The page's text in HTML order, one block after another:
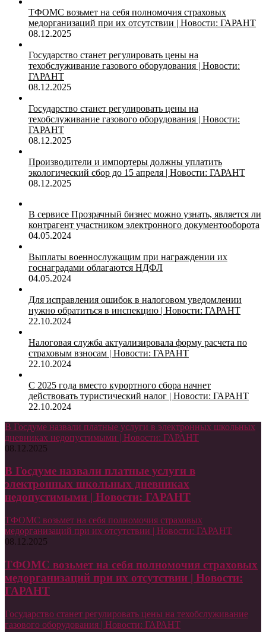
ТФОМС возьмет на себя полномочия страховых
медорганизаций при их отсутствии | Новости: ГАРАНТ
08.12.2025
Государство станет регулировать цены на
техобслуживание газового оборудования | Новости:
ГАРАНТ
08.12.2025
Государство станет регулировать цены на
техобслуживание газового оборудования | Новости:
ГАРАНТ
08.12.2025
Производители и импортеры должны уплатить
экологический сбор до 15 апреля | Новости: ГАРАНТ
08.12.2025
В сервисе Прозрачный бизнес можно узнать, является ли
контрагент участником электронного документооборота
04.05.2024
Выплаты военнослужащим при награждении их
госнаградами облагаются НДФЛ
04.05.2024
Для исправления ошибок в налоговом уведомлении
нужно обратиться в инспекцию | Новости: ГАРАНТ
22.10.2024
Налоговая служба актуализировала форму расчета по
страховым взносам | Новости: ГАРАНТ
22.10.2024
С 2025 года вместо курортного сбора начнет
действовать туристический налог | Новости: ГАРАНТ
22.10.2024
В Госдуме назвали платные услуги в электронных школьных
дневниках недопустимыми | Новости: ГАРАНТ
08.12.2025
В Госдуме назвали платные услуги в
электронных школьных дневниках
недопустимыми | Новости: ГАРАНТ
ТФОМС возьмет на себя полномочия страховых
медорганизаций при их отсутствии | Новости: ГАРАНТ
08.12.2025
ТФОМС возьмет на себя полномочия страховых
медорганизаций при их отсутствии | Новости:
ГАРАНТ
Государство станет регулировать цены на техобслуживание
газового оборудования | Новости: ГАРАНТ